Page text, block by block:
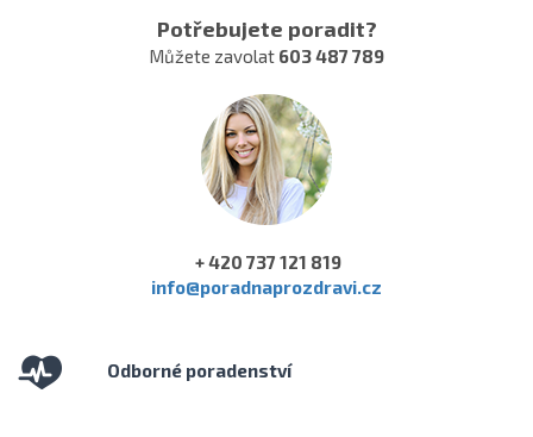
Potřebujete poradit?
Můžete zavolat 603 487 789
+ 420 737 121 819
info@poradnaprozdravi.cz
Odborné poradenství